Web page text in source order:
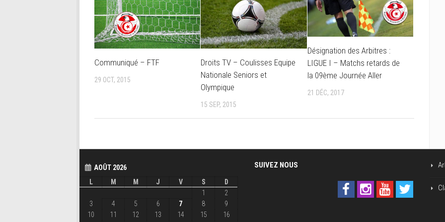
Communiqué – FTF
29 OCT, 2015
Droits TV – Coulisses Equipe
Nationale Seniors et
Olympique
15 SEP, 2015
Désignation des Arbitres :
LIGUE I – Matchs retards de
la 09ème Journée Aller
21 DÉC, 2017
AOÛT 2026
L
M M J V S
D
1
2
3
4 5 6 7 8
9
10
11 12 13 14 15
16
SUIVEZ NOUS